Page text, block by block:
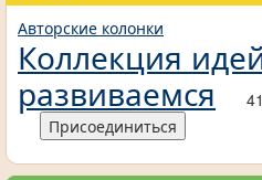
Авторские колонки
Коллекция
развиваемся
Присоединиться